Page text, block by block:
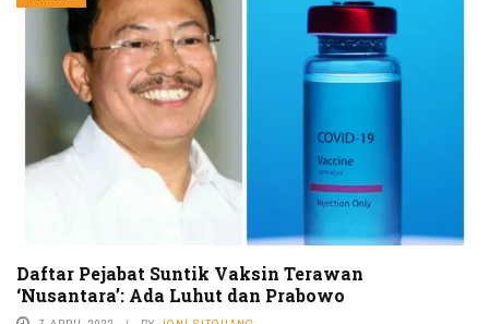
Daftar Pejabat Suntik Vaksin Terawan
‘Nusantara’: Ada Luhut dan Prabowo